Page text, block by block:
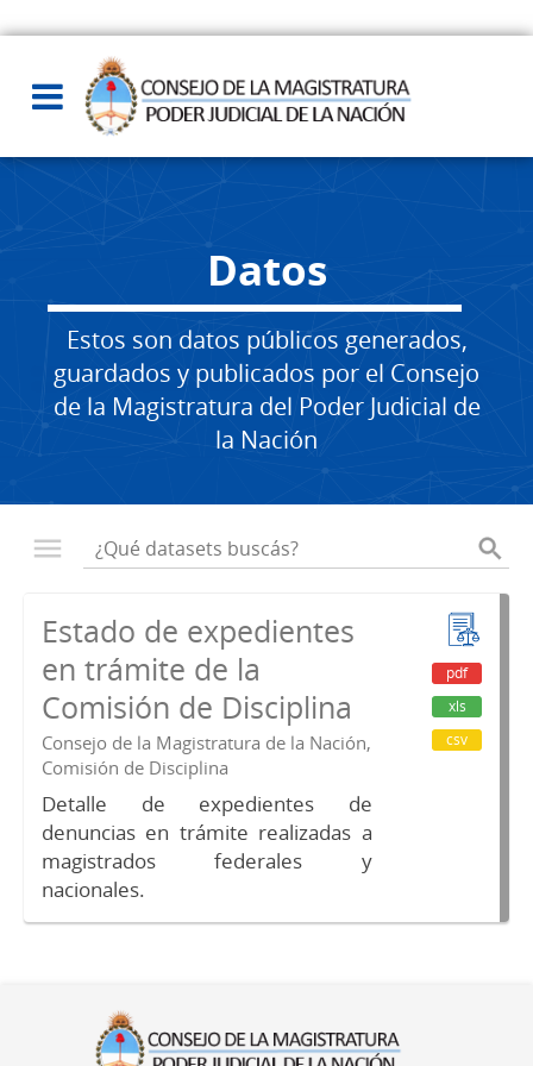
Datos
Estos son datos públicos generados,
guardados y publicados por el Consejo
de la Magistratura del Poder Judicial de
la Nación
Estado de expedientes
en trámite de la
Comisión de Disciplina
Consejo de la Magistratura de la Nación,
Comisión de Disciplina
Detalle de expedientes de
denuncias en trámite realizadas a
magistrados federales y
nacionales.
pdf
xls
csv